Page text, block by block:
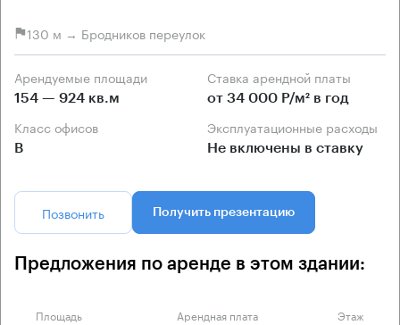
130 м → Бродников переулок
Арендуемые площади
154 — 924 кв.м
Ставка арендной платы
от 34 000 Р/м² в год
Класс офисов
B
Эксплуатационные расходы
Не включены в ставку
Позвонить Получить презентацию
Предложения по аренде в этом здании:
Площадь Арендная плата Этаж